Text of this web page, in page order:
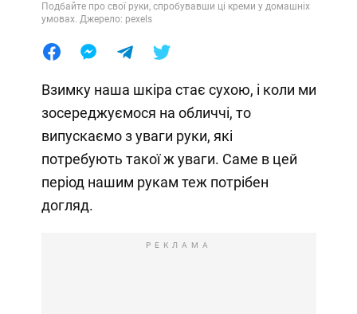
Подбайте про свої руки, спробувавши ці креми у домашніх
умовах. Джерело: pexels
Взимку наша шкіра стає сухою, і коли ми
зосереджуємося на обличчі, то
випускаємо з уваги руки, які
потребують такої ж уваги. Саме в цей
період нашим рукам теж потрібен
догляд.
РЕКЛАМА